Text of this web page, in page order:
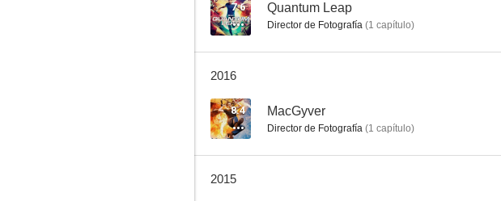
7.6 Quantum Leap
Director de Fotografía (1 capítulo)
2016
8.4 MacGyver
Director de Fotografía (1 capítulo)
2015